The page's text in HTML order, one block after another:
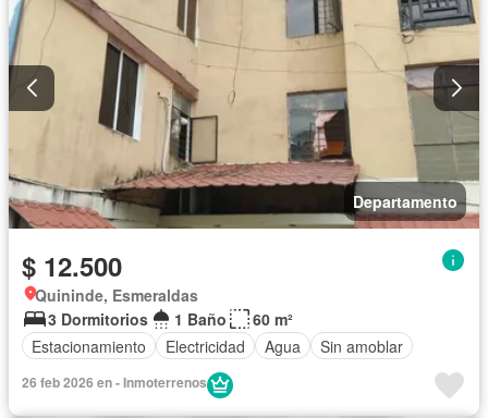
Departamento
$ 12.500
Quininde, Esmeraldas
3 Dormitorios
1 Baño
60 m²
Estacionamiento
Electricidad Agua Sin amoblar
26 feb 2026 en - Inmoterrenos